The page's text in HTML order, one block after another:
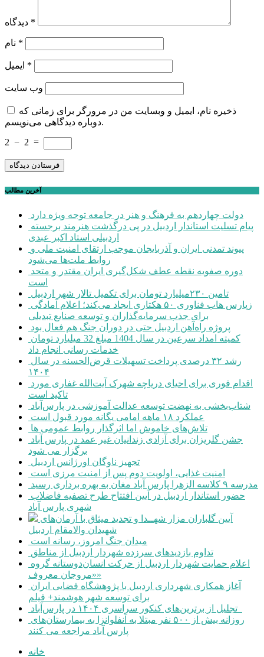
*
*
*
وب‌ سایت
ذخیره نام، ایمیل و وبسایت من در مرورگر برای زمانی که
دوباره دیدگاهی می‌نویسم.
2 − 2 =
آخرین مطالب
دولت چهاردهم به فرهنگ و هنر در جامعه توجه ویژه دارد
اردبیلی استاد اکبر عبدی
روابط ملت‌ها می‌شود
است
تامین ۲۳۰میلیارد تومان برای تکمیل تالار شهر اردبیل
برای جذب سرمایه‌گذاران و توسعه صنایع تبدیلی
پروژه راه‌آهن اردبیل حتی در دوران جنگ هم فعال بود
خدمات رسانی انجام داد
۱۴۰۴
تاکید است
شتاب‌بخشی به نهضت توسعه عدالت آموزشی در پارس‌آباد
عملکرد ۱۸ ماهه امامی یگانه مورد قبول است
تلاش‌های خاموش اما اثرگذار روابط عمومی ها
برگزار می شود
تجهیز ناوگان اورژانس اردبیل
امنیت غذایی، اولویت دوم پس از امنیت مرزی است
مدرسه ۹ کلاسه الزهرا پارس آباد مغان به بهره برداری رسید
شهری پارس آباد
شهیدان والامقام اردبیل
میدان جنگ امروز، رسانه است
تداوم بازدیدهای سرزده شهردار اردبیل از مناطق
«مروجان معروف»
برای توسعه شهر هوشمند+ فیلم
پارس آباد مراجعه می کنند
خانه